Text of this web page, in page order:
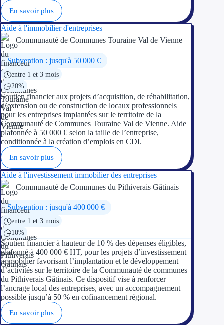
En savoir plus
Aide à l'immobilier d'entreprises
Communauté de Communes Touraine Val de Vienne
Subvention : jusqu'à 50 000 €
entre 1 et 3 mois
20%
Soutien financier aux projets d’acquisition, de réhabilitation,
d’extension ou de construction de locaux professionnels
pour les entreprises implantées sur le territoire de la
Communauté de Communes Touraine Val de Vienne. Aide
plafonnée à 50 000 € selon la taille de l’entreprise,
conditionnée à la création d’emplois en CDI.
En savoir plus
Aide à l'investissement immobilier des entreprises
Communauté de Communes du Pithiverais Gâtinais
Subvention : jusqu'à 400 000 €
entre 1 et 3 mois
10%
Soutien financier à hauteur de 10 % des dépenses éligibles,
plafonné à 400 000 € HT, pour les projets d’investissement
immobilier favorisant l’implantation et le développement
d’activités sur le territoire de la Communauté de communes
du Pithiverais Gâtinais. Ce dispositif vise à renforcer
l’ancrage local des entreprises, avec un accompagnement
possible jusqu’à 50 % en cofinancement régional.
En savoir plus